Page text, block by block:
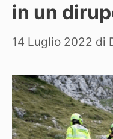
in un
14 Luglio 2022 di